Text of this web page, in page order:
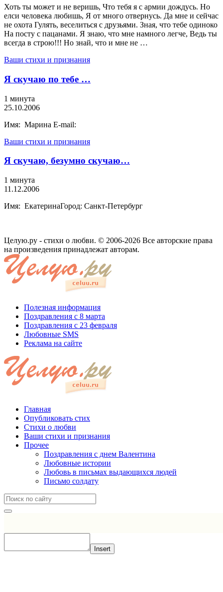
Хоть ты может и не веришь, Что тебя я с армии дождусь. Но
елси человека любишь, Я от много отвернусь. Да мне и сейчас
не охота Гулять, веселиться с друзьями. Зная, что тебе одиноко
На посту с пацанами. Я знаю, что мне намного легче, Ведь ты
всегда в строю!!! Но знай, что и мне не …
Ваши стихи и признания
Я скучаю по тебе …
1 минута
25.10.2006
Имя: Марина E-mail:
Ваши стихи и признания
Я скучаю, безумно скучаю…
1 минута
11.12.2006
Имя: ЕкатеринаГород: Санкт-Петербург
Целую.ру - стихи о любви. © 2006-2026 Все авторские права
на произведения принадлежат авторам.
Полезная информация
Поздравления с 8 марта
Поздравления с 23 февраля
Любовные SMS
Реклама на сайте
Главная
Опубликовать стих
Стихи о любви
Ваши стихи и признания
Прочее
Поздравления с днем Валентина
Любовные истории
Любовь в письмах выдающихся людей
Письмо солдату
Insert